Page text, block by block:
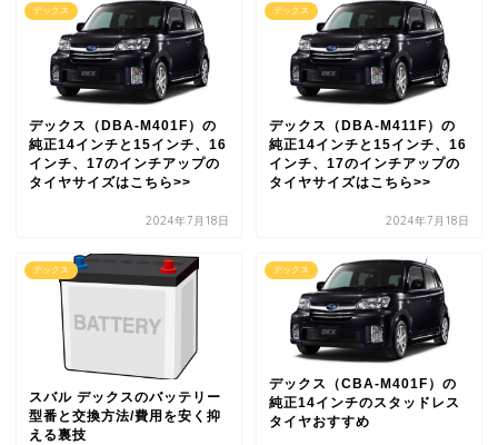
デックス
デックス（DBA-M401F）の
純正14インチと15インチ、16
インチ、17のインチアップの
タイヤサイズはこちら>>
2024年7月18日
デックス
デックス（DBA-M411F）の
純正14インチと15インチ、16
インチ、17のインチアップの
タイヤサイズはこちら>>
2024年7月18日
デックス
スバル デックスのバッテリー
型番と交換方法/費用を安く抑
える裏技
デックス
デックス（CBA-M401F）の
純正14インチのスタッドレス
タイヤおすすめ